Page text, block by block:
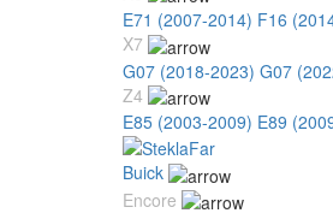
E71 (2007-2014) F16
X7
G07 (2018-2023) G07
Z4
E85 (2003-2009) E89
Buick
Encore